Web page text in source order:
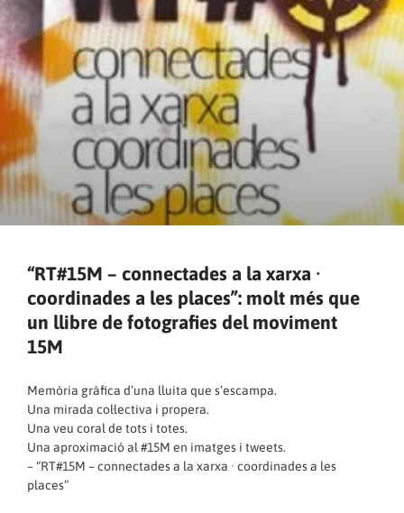
“RT#15M – connectades a la xarxa ·
coordinades a les places”: molt més que
un llibre de fotografies del moviment
15M
Memòria gràfica d’una lluita que s’escampa.
Una mirada col·lectiva i propera.
Una veu coral de tots i totes.
Una aproximació al #15M en imatges i tweets.
– “RT#15M – connectades a la xarxa · coordinades a les
places”